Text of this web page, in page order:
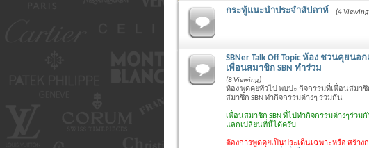
กระทู้แนะนำประจำสัปดาห์ (4
SBNer Talk Off Topic ห้อง ชวนคุยน
เพื่อนสมาชิก SBN ทำร่วม
(8 Viewing)
ห้อง พูดคุยทั่วไป พบปะ กิจกรรมที่เพื่อนสมา
สมาชิก SBN ทำกิจกรรมต่างๆ ร่วมกัน
เพื่อนสมาชิก SBN ที่ไปทำกิจกรรมต่างๆร่ว
แลกเปลี่ยนที่นี้ได้ครับ
ต้องการพูดคุยเป็นประเด็นเฉพาะหรือ สร้า